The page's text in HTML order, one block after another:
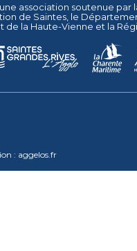
association soutenue par
de Saintes , le
de la Haute-Vienne et la
: aggelos.fr